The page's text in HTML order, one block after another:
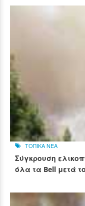
ΤΟΠΙΚΑ ΝΕΑ
Σύγκρουση
όλα τα Bell μετά